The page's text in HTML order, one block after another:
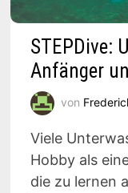
STEPDive:
Anfänger
von
Viele
Hobby als
die zu lernen